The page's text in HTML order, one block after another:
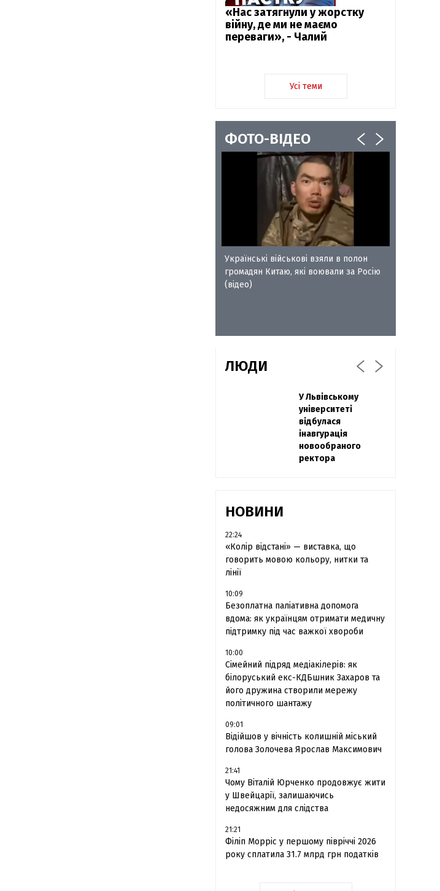
«Нас затягнули у жорстку
війну, де ми не маємо
переваги», - Чалий
Усі теми
ФОТО-ВІДЕО
Українські військові взяли в полон
громадян Китаю, які воювали за Росію
(відео)
ЛЮДИ
Павло Дак
«Час не лікує, лише
притуплює біль»:
сестра загиблого
під Бахмутом Воїна
з Буковини
Захисник
"Азовсталі" Діанов
вдруге одружився
та показав фото з
весілля
У Львівському
університеті
відбулася
інавгурація
новообраного
ректора
НОВИНИ
22:24
«Колір відстані» — виставка, що
говорить мовою кольору, нитки та
лінії
10:09
Безоплатна паліативна допомога
вдома: як українцям отримати медичну
підтримку під час важкої хвороби
10:00
Сімейний підряд медіакілерів: як
білоруський екс-КДБшник Захаров та
його дружина створили мережу
політичного шантажу
09:01
Відійшов у вічність колишній міський
голова Золочева Ярослав Максимович
21:41
Чому Віталій Юрченко продовжує жити
у Швейцарії, залишаючись
недосяжним для слідства
21:21
Філіп Морріс у першому півріччі 2026
року сплатила 31.7 млрд грн податків